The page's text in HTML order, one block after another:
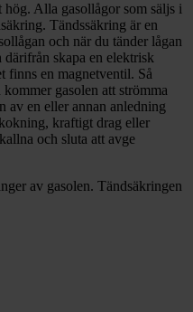
hög. Alla gasollågor som säljs i
Tändssäkring är en
och när du tänder lågan
skapa en elektrisk
finns en magnetventil. Så
gasolen att strömma
av en eller annan anledning
kraftigt drag eller
och sluta att avge
av gasolen. Tändsäkringen